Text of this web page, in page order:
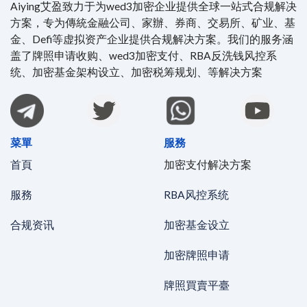
Aiying艾盈致力于为wed3加密企业提供全球一站式合规解决
方案，专为傳統金融公司、家辦、券商、交易所、矿业、基
金、Defi等虚拟资产企业提供合规解决方案。我们的服务涵
盖了牌照申请收购、wed3加密支付、RBA反洗钱风控系
统、加密基金架构设立、加密税筹规划、等解决方案
菜單
首頁
服務
合规资讯
服務
加密支付解决方案
RBA风控系统
加密基金设立
加密牌照申请
牌照買賣平臺